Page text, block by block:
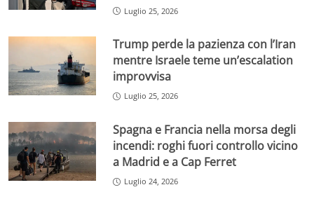
Luglio 25, 2026
Trump perde la pazienza con l’Iran
mentre Israele teme un’escalation
improvvisa
Luglio 25, 2026
Spagna e Francia nella morsa degli
incendi: roghi fuori controllo vicino
a Madrid e a Cap Ferret
Luglio 24, 2026